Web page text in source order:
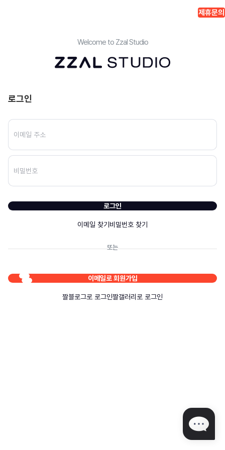
제휴문의
Welcome to Zzal Studio
로그인
로그인
이메일 찾기 비밀번호 찾기
또는
이메일로 회원가입
짤블로그로 로그인짤갤러리로 로그인